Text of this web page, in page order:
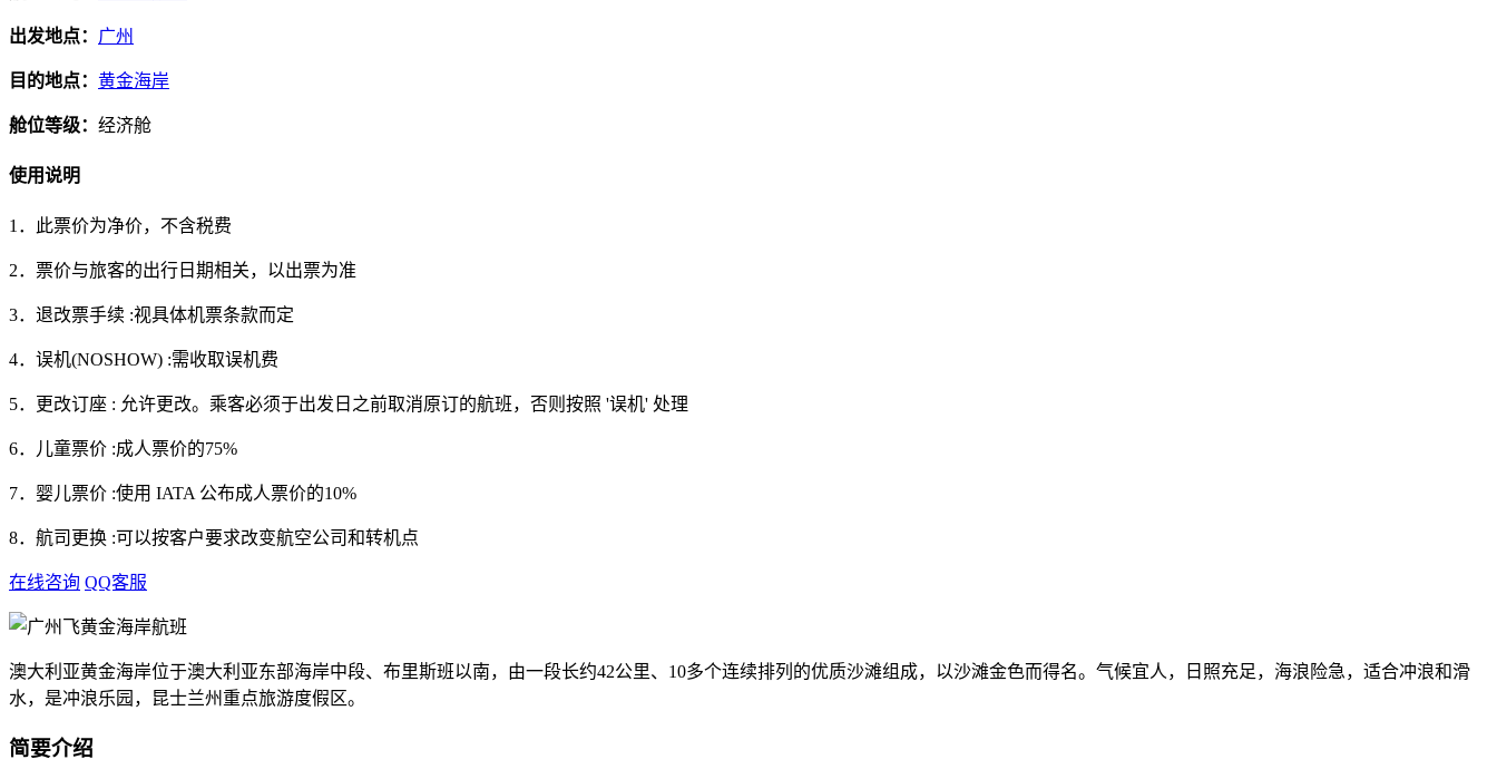
出发地点： 广州
目的地点： 黄金海岸
舱位等级： 经济舱
使用说明
1．此票价为净价，不含税费
2．票价与旅客的出行日期相关，以出票为准
3．退改票手续 :视具体机票条款而定
4．误机(NOSHOW) :需收取误机费
5．更改订座 : 允许更改。乘客必须于出发日之前取消原订的航班，否则按照 '误机' 处理
6．儿童票价 :成人票价的75%
7．婴儿票价 :使用 IATA 公布成人票价的10%
8．航司更换 :可以按客户要求改变航空公司和转机点
在线咨询 QQ客服
澳大利亚黄金海岸位于澳大利亚东部海岸中段、布里斯班以南，由一段长约42公里、10多个连续排列的优质沙滩组成，以沙滩金色而得名。气候宜人，日照充足，海浪险急，适合冲浪和滑
水，是冲浪乐园，昆士兰州重点旅游度假区。
简要介绍